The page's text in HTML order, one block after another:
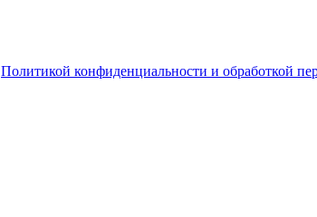
Политикой конфиденциальности и обработкой